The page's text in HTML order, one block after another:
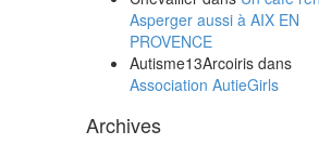
Asperger aussi à AIX EN
PROVENCE
Autisme13Arcoirisdans
Association AutieGirls
Archives